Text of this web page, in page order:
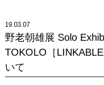
19.03.07
野老朝雄展 Solo
TOKOLO［
いて